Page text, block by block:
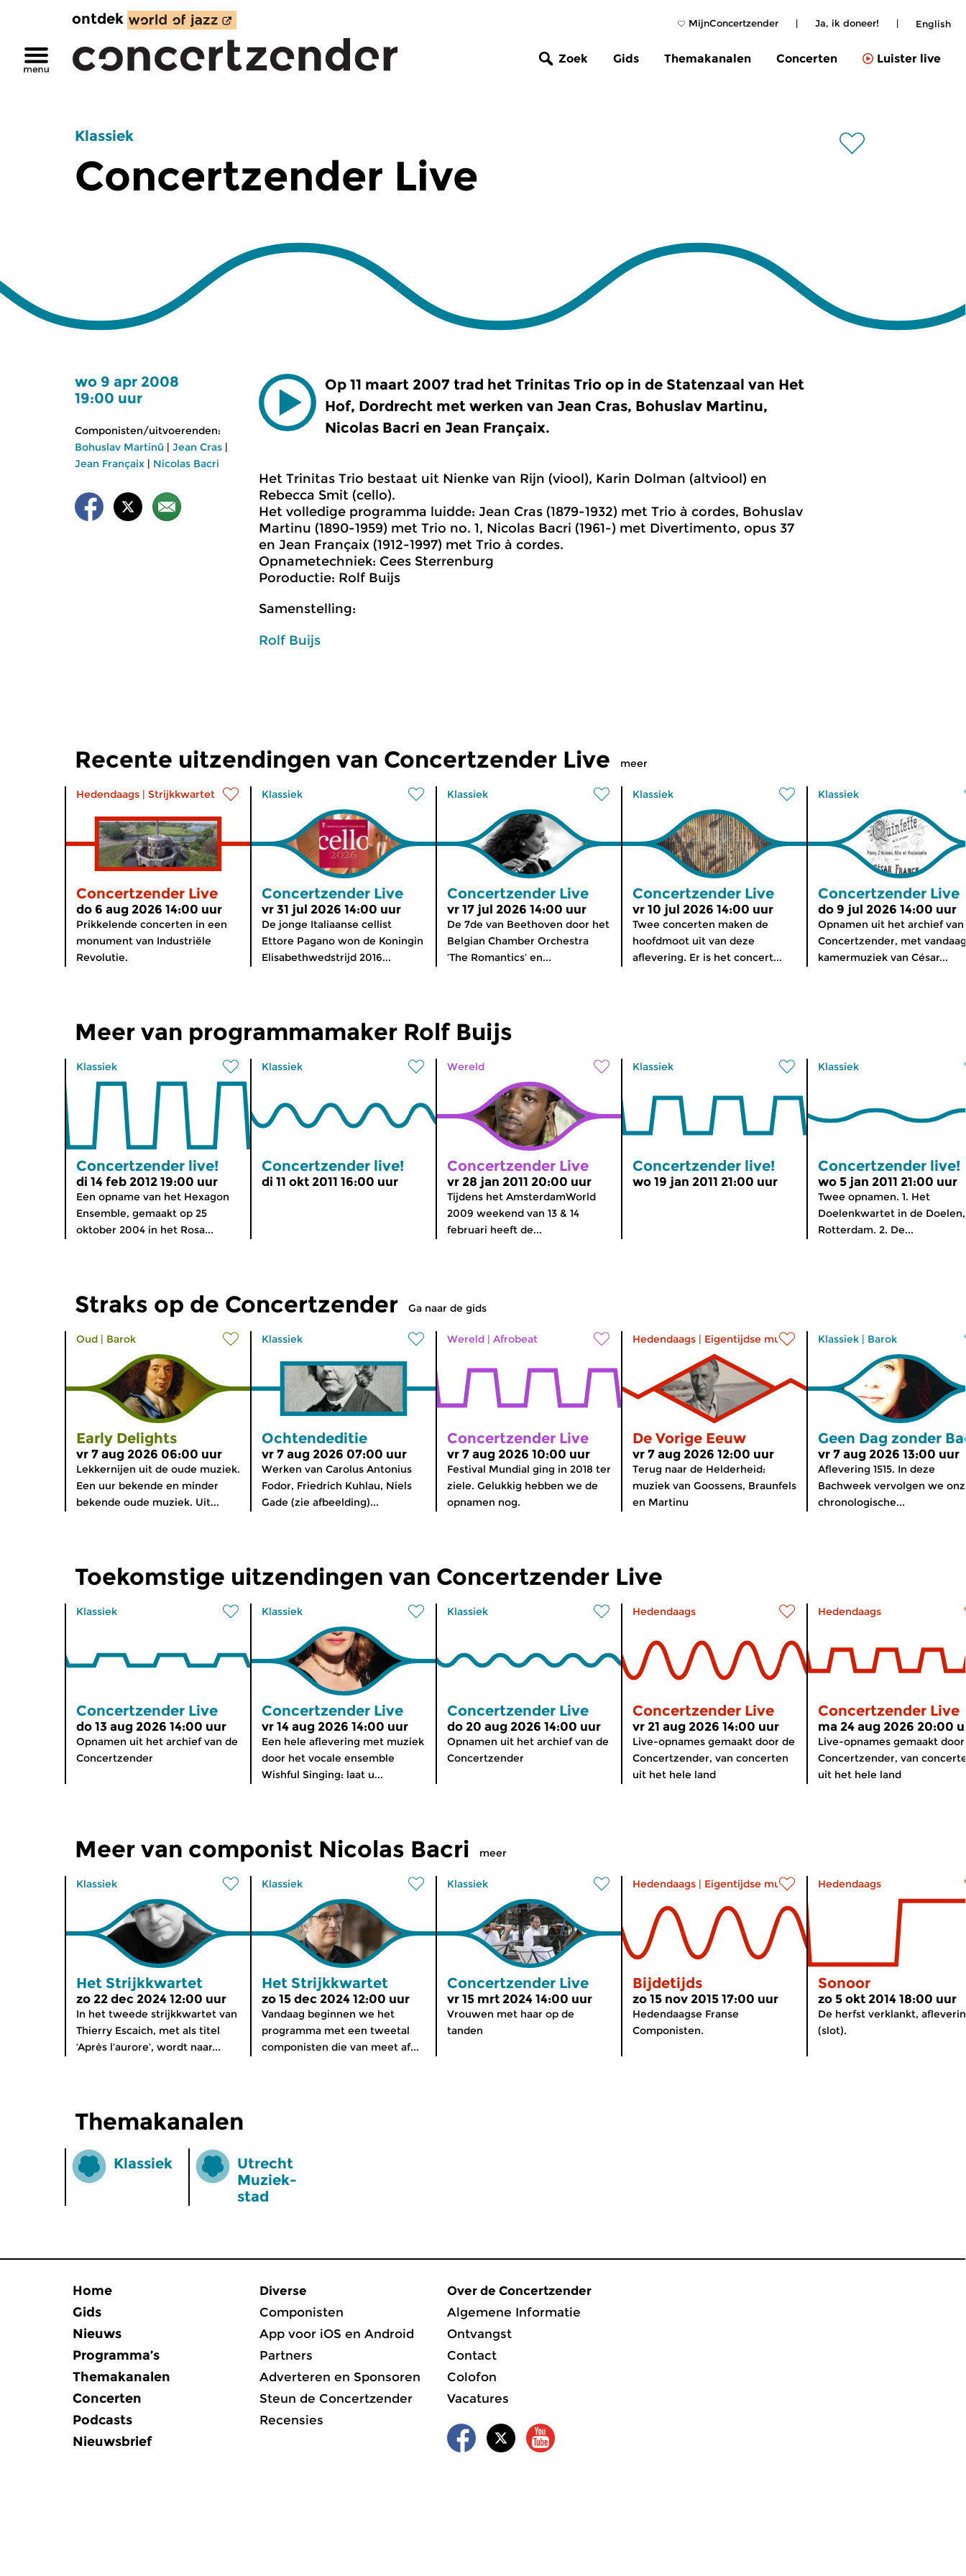
MijnConcertzender | Ja, ik doneer! | English
ontdek
Zoek Gids Themakanalen Concerten Luister live
Klassiek
Concertzender Live
wo 9 apr 2008
19:00 uur
Componisten/uitvoerenden:
Bohuslav Martinû | Jean Cras |
Jean Françaix | Nicolas Bacri
Op 11 maart 2007 trad het Trinitas Trio op in de Statenzaal van Het
Hof, Dordrecht met werken van Jean Cras, Bohuslav Martinu,
Nicolas Bacri en Jean Françaix.
Het Trinitas Trio bestaat uit Nienke van Rijn (viool), Karin Dolman (altviool) en
Rebecca Smit (cello).
Het volledige programma luidde: Jean Cras (1879-1932) met Trio à cordes, Bohuslav
Martinu (1890-1959) met Trio no. 1, Nicolas Bacri (1961-) met Divertimento, opus 37
en Jean Françaix (1912-1997) met Trio à cordes.
Opnametechniek: Cees Sterrenburg
Poroductie: Rolf Buijs
Samenstelling:
Rolf Buijs
Recente uitzendingen van Concertzender Live meer
Hedendaags | Strijkkwartet
Concertzender Live
do 6 aug 2026 14:00 uur
Prikkelende concerten in een
monument van Industriële
Revolutie.
Klassiek
Concertzender Live
vr 31 jul 2026 14:00 uur
De jonge Italiaanse cellist
Ettore Pagano won de Koningin
Elisabethwedstrijd 2016...
Klassiek
Concertzender Live
vr 17 jul 2026 14:00 uur
De 7de van Beethoven door het
Belgian Chamber Orchestra
‘The Romantics’ en...
Klassiek
Concertzender Live
vr 10 jul 2026 14:00 uur
Twee concerten maken de
hoofdmoot uit van deze
aflevering. Er is het concert...
Klassiek
Concertzender Live
do 9 jul 2026 14:00 uur
Opnamen uit het archief van
Concertzender, met
kamermuziek van César...
Meer van programmamaker Rolf Buijs
Klassiek
Concertzender live!
di 14 feb 2012 19:00 uur
Een opname van het Hexagon
Ensemble, gemaakt op 25
oktober 2004 in het Rosa...
Klassiek
Concertzender live!
di 11 okt 2011 16:00 uur
Wereld
Concertzender Live
vr 28 jan 2011 20:00 uur
Tijdens het AmsterdamWorld
2009 weekend van 13 & 14
februari heeft de...
Klassiek
Concertzender live!
wo 19 jan 2011 21:00 uur
Klassiek
Concertzender live!
wo 5 jan 2011 21:00 uur
Twee opnamen. 1. Het
Doelenkwartet in de Doelen,
Rotterdam. 2. De...
Straks op de Concertzender Ga naar de gids
Oud | Barok
Early Delights
vr 7 aug 2026 06:00 uur
Lekkernijen uit de oude muziek.
Een uur bekende en minder
bekende oude muziek. Uit...
Klassiek
Ochtendeditie
vr 7 aug 2026 07:00 uur
Werken van Carolus Antonius
Fodor, Friedrich Kuhlau, Niels
Gade (zie afbeelding)...
Wereld | Afrobeat
Concertzender Live
vr 7 aug 2026 10:00 uur
Festival Mundial ging in 2018 ter
ziele. Gelukkig hebben we de
opnamen nog.
Hedendaags | Eigentijdse muziek
De Vorige Eeuw
vr 7 aug 2026 12:00 uur
Terug naar de Helderheid:
muziek van Goossens, Braunfels
en Martinu
Klassiek | Barok
Geen Dag zonder
vr 7 aug 2026 13:00 uur
Aflevering 1515. In deze
Bachweek vervolgen we
chronologische...
Toekomstige uitzendingen van Concertzender Live
Klassiek
Concertzender Live
do 13 aug 2026 14:00 uur
Opnamen uit het archief van de
Concertzender
Klassiek
Concertzender Live
vr 14 aug 2026 14:00 uur
Een hele aflevering met muziek
door het vocale ensemble
Wishful Singing: laat u...
Klassiek
Concertzender Live
do 20 aug 2026 14:00 uur
Opnamen uit het archief van de
Concertzender
Hedendaags
Concertzender Live
vr 21 aug 2026 14:00 uur
Live-opnames gemaakt door de
Concertzender, van concerten
uit het hele land
Hedendaags
Concertzender Live
ma 24 aug 2026 20:00
Live-opnames gemaakt
Concertzender, van
uit het hele land
Meer van componist Nicolas Bacri meer
Klassiek
Het Strijkkwartet
zo 22 dec 2024 12:00 uur
In het tweede strijkkwartet van
Thierry Escaich, met als titel
‘Après l’aurore’, wordt naar...
Klassiek
Het Strijkkwartet
zo 15 dec 2024 12:00 uur
Vandaag beginnen we het
programma met een tweetal
componisten die van meet af...
Klassiek
Concertzender Live
vr 15 mrt 2024 14:00 uur
Vrouwen met haar op de
tanden
Hedendaags | Eigentijdse muziek
Bijdetijds
zo 15 nov 2015 17:00 uur
Hedendaagse Franse
Componisten.
Hedendaags
Sonoor
zo 5 okt 2014 18:00 uur
De herfst verklankt,
(slot).
Themakanalen
Klassiek
Utrecht
Muziek­
stad
Home
Gids
Nieuws
Programma’s
Themakanalen
Concerten
Podcasts
Nieuwsbrief
Diverse
Componisten
App voor iOS en Android
Partners
Adverteren en Sponsoren
Steun de Concertzender
Recensies
Over de Concertzender
Algemene Informatie
Ontvangst
Contact
Colofon
Vacatures